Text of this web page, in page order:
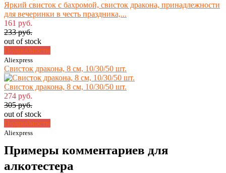
Яркий свисток с бахромой, свисток дракона, принадлежности
для вечеринки в честь праздника,...
161 руб.
233 руб.
out of stock
Подробности
Aliexpress
Свисток дракона, 8 см, 10/30/50 шт.
Свисток дракона, 8 см, 10/30/50 шт.
274 руб.
305 руб.
out of stock
Подробности
Aliexpress
Примеры комментариев для
алкотестера